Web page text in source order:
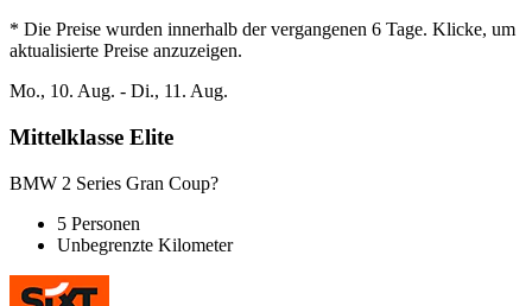
* Die Preise wurden innerhalb der vergangenen 6 Tage. Klicke, um
aktualisierte Preise anzuzeigen.
Mo., 10. Aug. - Di., 11. Aug.
Mittelklasse Elite
BMW 2 Series Gran Coup?
5 Personen
Unbegrenzte Kilometer